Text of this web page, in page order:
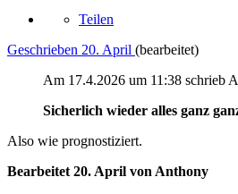
Teilen
Geschrieben 20. April (bearbeitet)
Am 17.4.2026 um 11:38 schrieb
Sicherlich wieder alles ganz
Also wie prognostiziert.
Bearbeitet20. April von Anthony